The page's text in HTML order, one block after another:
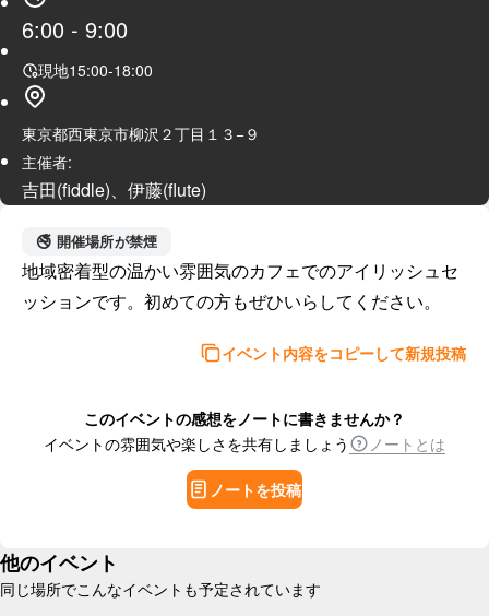
6:00 - 9:00
現地15:00-18:00
東京都西東京市柳沢２丁目１３−９
主催者:
吉田(fiddle)、伊藤(flute)
🚭 開催場所が禁煙
地域密着型の温かい雰囲気のカフェでのアイリッシュセ
ッションです。初めての方もぜひいらしてください。
イベント内容をコピーして新規投稿
このイベントの感想をノートに書きませんか？
イベントの雰囲気や楽しさを共有しましょう
ノートとは
ノートを投稿
他のイベント
同じ場所でこんなイベントも予定されています